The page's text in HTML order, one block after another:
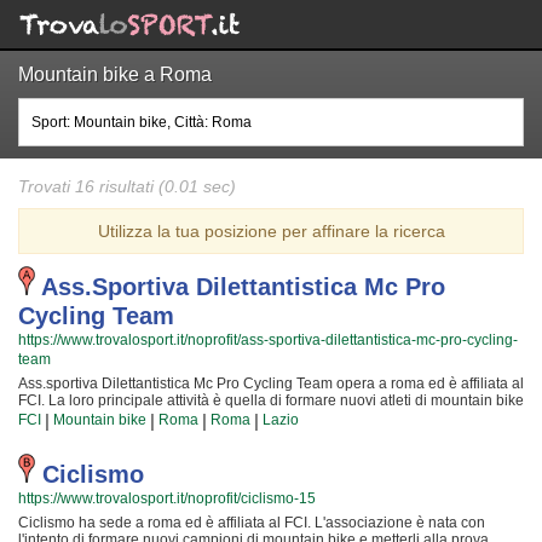
Mountain bike a Roma
Trovati 16 risultati (0.01 sec)
Utilizza la tua posizione per affinare la ricerca
Ass.sportiva Dilettantistica Mc Pro
Cycling Team
https://www.trovalosport.it/noprofit/ass-sportiva-dilettantistica-mc-pro-cycling-
team
Ass.sportiva Dilettantistica Mc Pro Cycling Team opera a roma ed è affiliata al
FCI. La loro principale attività è quella di formare nuovi atleti di mountain bike
e metterli alla prova attraverso le gare cui partecipiamo o che organizzano
insieme al FCI! Il tutto all'insegna della massima sicurezza e... del
divertimento! Certo, non tutti possono avere la certezza di diventare dei
campioni ma è certezza che ognuno possa avere questa ambizione e
coltivare le proprie passioni! Gli istruttori sono i migliori della Provincia ed
hanno alle loro spalle anni ed anni di esperienze nell'ambiente; per loro non
c'è cosa più bella del crescere nuove generazioni di atleti e mettere a
disposizione la propria passione, abilità... e i tanti trucchetti imparati in una
FCI | Mountain bike | Roma | Roma | Lazio
Ciclismo
https://www.trovalosport.it/noprofit/ciclismo-15
Ciclismo ha sede a roma ed è affiliata al FCI. L'associazione è nata con